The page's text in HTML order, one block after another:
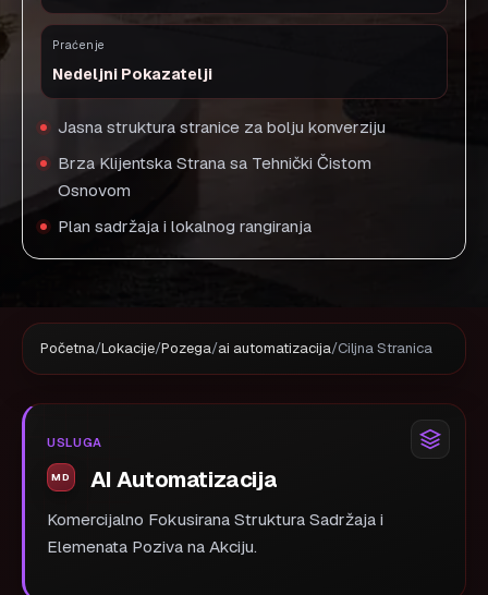
Praćenje
Nedeljni Pokazatelji
Jasna struktura stranice za bolju konverziju
Brza Klijentska Strana sa Tehnički Čistom
Osnovom
Plan sadržaja i lokalnog rangiranja
Početna/Lokacije/Pozega/ai automatizacija/Ciljna Stranica
USLUGA
AI Automatizacija
Komercijalno Fokusirana Struktura Sadržaja i
Elemenata Poziva na Akciju.